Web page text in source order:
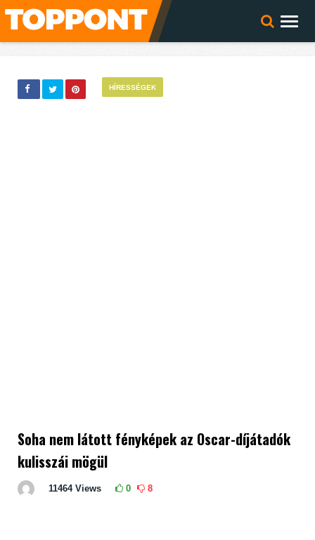
HÍRESSÉGEK
Soha nem látott fényképek az Oscar-díjátadók
kulisszái mögül
11464 Views 0 8